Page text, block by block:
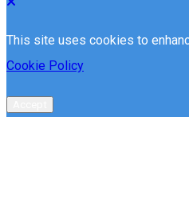
This site uses cookies to
Cookie Policy